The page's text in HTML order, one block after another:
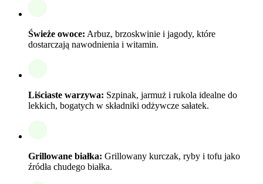
Świeże owoce: Arbuz, brzoskwinie i jagody, które
dostarczają nawodnienia i witamin.
Liściaste warzywa: Szpinak, jarmuż i rukola idealne do
lekkich, bogatych w składniki odżywcze sałatek.
Grillowane białka: Grillowany kurczak, ryby i tofu jako
źródła chudego białka.